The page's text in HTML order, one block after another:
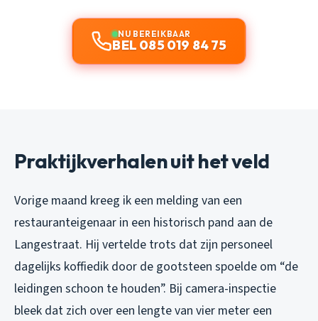
NU BEREIKBAAR
BEL 085 019 84 75
Praktijkverhalen uit het veld
Vorige maand kreeg ik een melding van een
restauranteigenaar in een historisch pand aan de
Langestraat. Hij vertelde trots dat zijn personeel
dagelijks koffiedik door de gootsteen spoelde om “de
leidingen schoon te houden”. Bij camera-inspectie
bleek dat zich over een lengte van vier meter een